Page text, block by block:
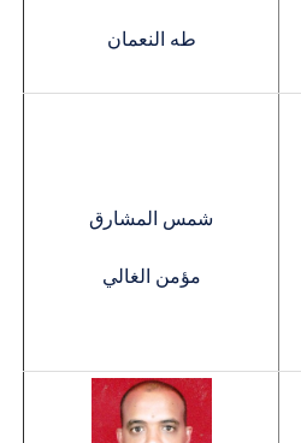
طه النعمان
شمس المشارق
مؤمن الغالي